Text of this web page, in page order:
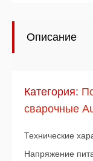
Описание
Категория:
сварочные
Технические
Напряжение